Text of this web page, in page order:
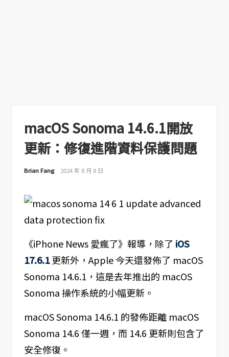
macOS Sonoma 14.6.1開放
更新：修復進階資料保護問題
Brian Fang 2024 年 8 月 8 日
《iPhone News 愛瘋了》報導，除了 iOS
17.6.1更新外，Apple 今天還發佈了 macOS
Sonoma 14.6.1，這是去年推出的 macOS
Sonoma 操作系統的小幅更新。
macOS Sonoma 14.6.1 的發佈距離 macOS
Sonoma 14.6 僅一週，而 14.6 更新則包含了
安全修復。